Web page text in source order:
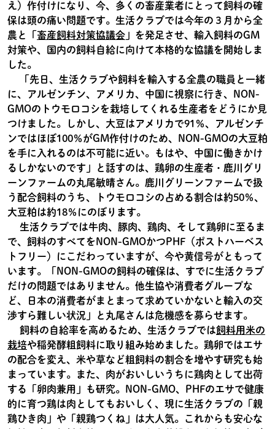
え）作付けになり、今、多くの畜産業者にとって飼料の確
保は頭の痛い問題です。生活クラブでは今年の３月から全
農と「 畜産飼料対策協議会 」を発足させ、輸入飼料のGM
対策や、国内の飼料自給に向けて本格的な協議を開始しま
した。
「先日、生活クラブや飼料を輸入する全農の職員と一緒
に、アルゼンチン、アメリカ、中国に視察に行き、NON-
GMOのトウモロコシを栽培してくれる生産者をどうにか見
つけました。しかし、大豆はアメリカで91％、アルゼンチ
ンではほぼ100％がGM作付けのため、NON-GMOの大豆粕
を手に入れるのは不可能に近い。もはや、中国に働きかけ
るしかないのです」と話すのは、鶏卵の生産者・鹿川グリ
ーンファームの丸尾敏晴さん。鹿川グリーンファームで扱
う配合飼料のうち、トウモロコシの占める割合は約50％、
大豆粕は約18％にのぼります。
生活クラブでは牛肉、豚肉、鶏肉、そして鶏卵に至るま
で、飼料のすべてをNON-GMOかつPHF（ポストハーベス
トフリー）にこだわっていますが、今や黄信号がともって
います。「NON-GMOの飼料の確保は、すでに生活クラブ
だけの問題ではありません。他生協や消費者グループな
ど、日本の消費者がまとまって求めていかないと輸入の交
渉すら難しい状況」と丸尾さんは危機感を募らせます。
飼料の自給率を高めるため、生活クラブでは飼料用米の
栽培や稲発酵粗飼料に取り組み始めました。鶏卵ではエサ
の配合を変え、米や草など粗飼料の割合を増やす研究も始
まっています。また、肉がおいしいうちに鶏肉として出荷
する「卵肉兼用」も研究。NON-GMO、PHFのエサで健康
的に育つ鶏は肉としてもおいしく、現に生活クラブの「親
鶏ひき肉」や「親鶏つくね」は大人気。これからも安心な